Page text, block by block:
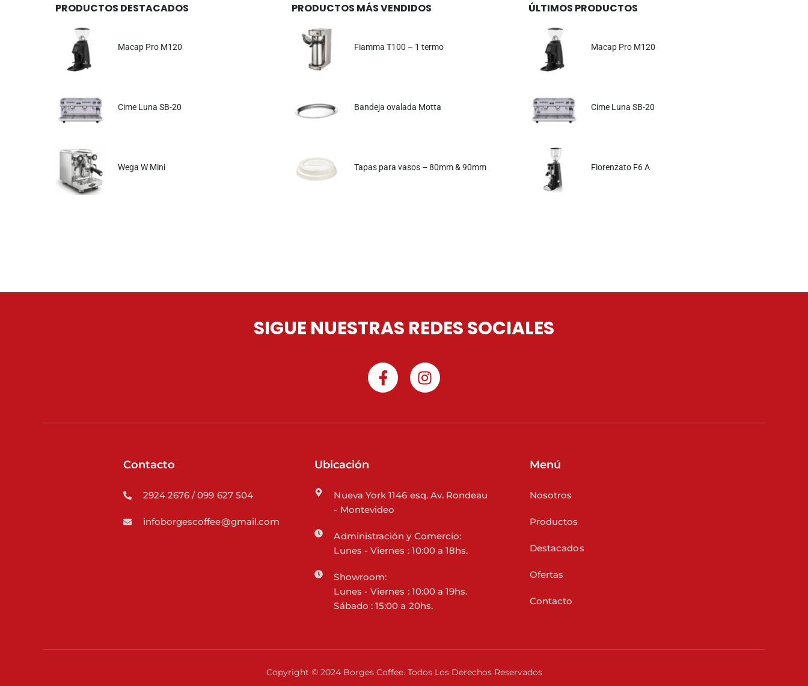
PRODUCTOS DESTACADOS
Macap Pro M120
Cime Luna SB-20
Wega W Mini
PRODUCTOS MÁS VENDIDOS
Fiamma T100 – 1 termo
Bandeja ovalada Motta
Tapas para vasos – 80mm & 90mm
ÚLTIMOS PRODUCTOS
Macap Pro M120
Cime Luna SB-20
Fiorenzato F6 A
SIGUE NUESTRAS REDES SOCIALES
Contacto
2924 2676 / 099 627 504
infoborgescoffee@gmail.com
Ubicación
Nueva York 1146 esq. Av. Rondeau
- Montevideo
Administración y Comercio:
Lunes - Viernes : 10:00 a 18hs.
Showroom:
Lunes - Viernes : 10:00 a 19hs.
Sábado : 15:00 a 20hs.
Menú
Nosotros
Productos
Destacados
Ofertas
Contacto
Copyright © 2024 Borges Coffee. Todos Los Derechos Reservados